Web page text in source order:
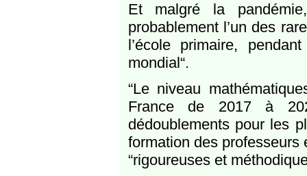
Et malgré la
probablement l’un des
l’école primaire,
mondial“.
“Le niveau
France de 2017 à
dédoublements pour les
formation des professeurs
“rigoureuses et